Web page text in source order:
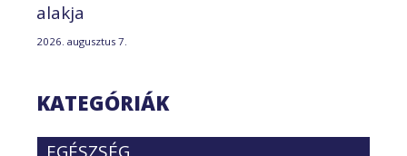
alakja
2026. augusztus 7.
KATEGÓRIÁK